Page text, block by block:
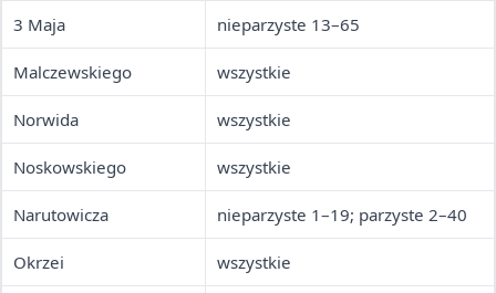
3 Maja nieparzyste 13–65
Malczewskiego wszystkie
Norwida wszystkie
Noskowskiego wszystkie
Narutowicza nieparzyste 1–19; parzyste 2–40
Okrzei wszystkie